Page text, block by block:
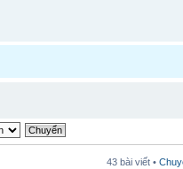
43 bài viết •